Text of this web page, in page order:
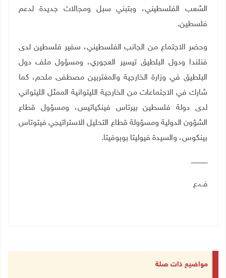
الشعب الفلسطيني، وبتبني سبل ومجالات جديدة لدعم
فلسطين.
وحضر الاجتماع من الجانب الفلسطيني، سفير فلسطين لدى
فنلندا ودول البلطيق تيسير العجوري، ومسؤول ملف دول
البلطيق في وزارة الخارجية والمغتربين مصطفى ملحم، كما
شارك في الاجتماعات من الخارجية الليتوانية الممثل الليتواني
لدى دولة فلسطين بيرتاس فينكياتيس، ومسؤول قطاع
الشؤون الدولية ومسؤولة قطاع التحليل الاستراتيجي فيتوتاس
بينكوس، والسيدة فيوليتا بوبوفيتا.
ــــــــــــــــ
ف.ع
مواضيع ذات صلة